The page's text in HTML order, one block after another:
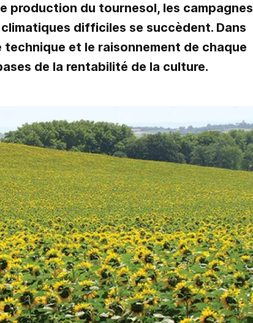
production du tournesol, les campagnes
difficiles se succèdent. Dans
et le raisonnement de chaque
de la rentabilité de la culture.